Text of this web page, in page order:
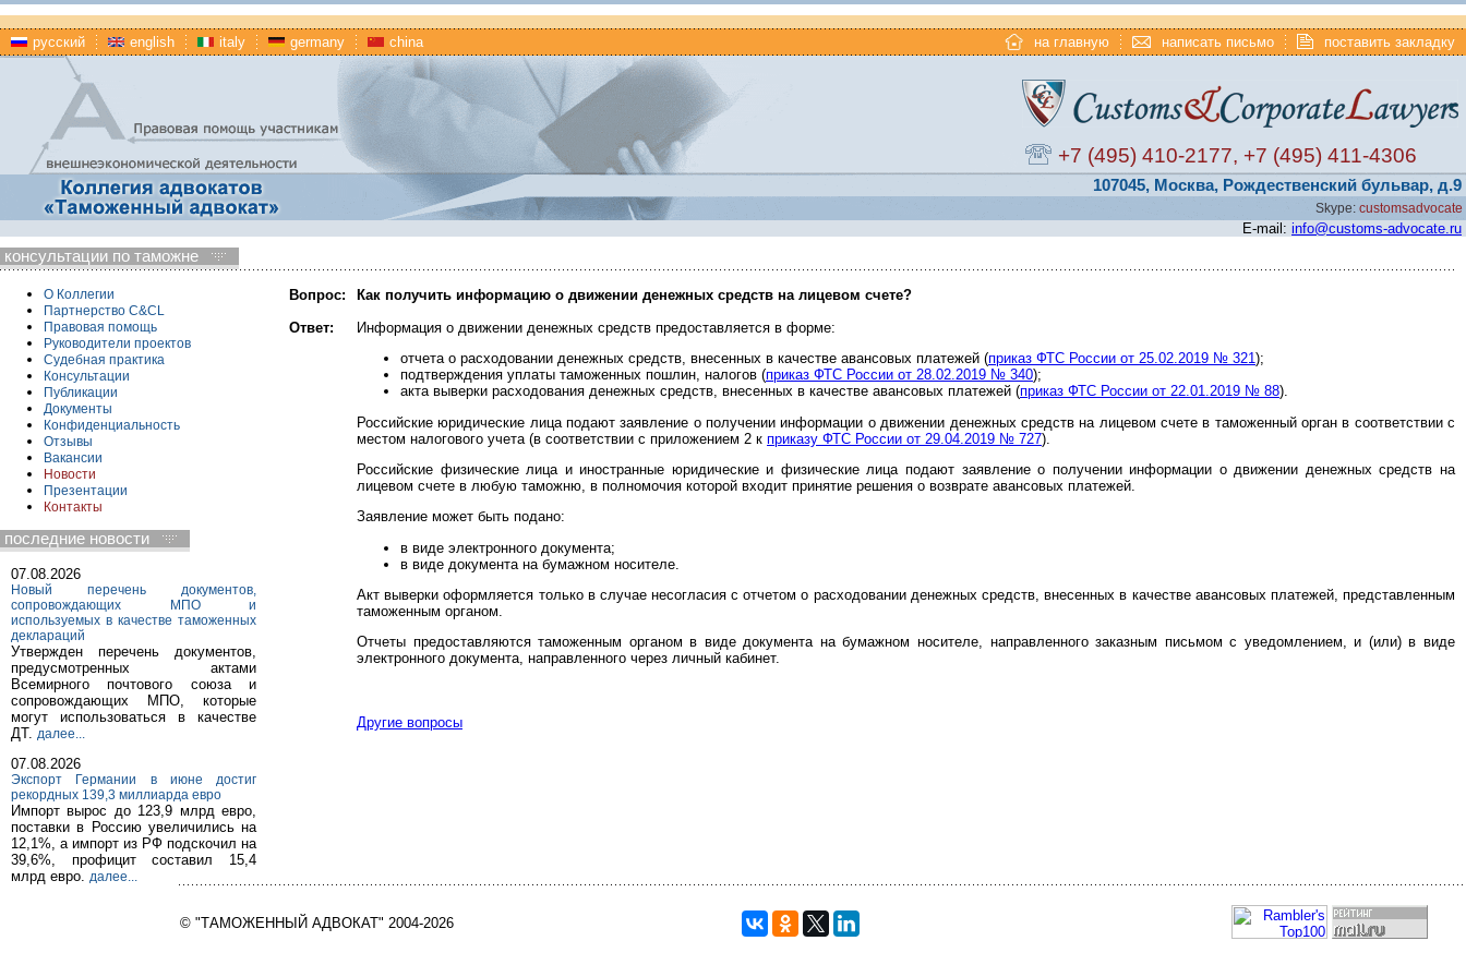
русский english italy germany china на главную написать письмо поставить закладку
+7 (495) 410-2177, +7 (495) 411-4306
107045, Москва, Рождественский бульвар, д.9
Skype: customsadvocate
E-mail: info@customs-advocate.ru
консультации по таможне
О Коллегии
Партнерство C&CL
Правовая помощь
Руководители проектов
Судебная практика
Консультации
Публикации
Документы
Конфиденциальность
Отзывы
Вакансии
Новости
Презентации
Контакты
последние новости
07.08.2026
Новый перечень документов,
сопровождающих МПО и
используемых в качестве таможенных
деклараций
Утвержден перечень документов,
предусмотренных актами
Всемирного почтового союза и
сопровождающих МПО, которые
могут использоваться в качестве
ДТ. далее...
07.08.2026
Экспорт Германии в июне достиг
рекордных 139,3 миллиарда евро
Импорт вырос до 123,9 млрд евро,
поставки в Россию увеличились на
12,1%, а импорт из РФ подскочил на
39,6%, профицит составил 15,4
млрд евро. далее...
Вопрос:
Как получить информацию о движении денежных средств на лицевом счете?
Ответ:
Информация о движении денежных средств предоставляется в форме:
отчета о расходовании денежных средств, внесенных в качестве авансовых платежей (приказ ФТС России от 25.02.2019 № 321);
подтверждения уплаты таможенных пошлин, налогов (приказ ФТС России от 28.02.2019 № 340);
акта выверки расходования денежных средств, внесенных в качестве авансовых платежей (приказ ФТС России от 22.01.2019 № 88).
Российские юридические лица подают заявление о получении информации о движении денежных средств на лицевом счете в таможенный орган в соответствии с
местом налогового учета (в соответствии с приложением 2 к приказу ФТС России от 29.04.2019 № 727).
Российские физические лица и иностранные юридические и физические лица подают заявление о получении информации о движении денежных средств на
лицевом счете в любую таможню, в полномочия которой входит принятие решения о возврате авансовых платежей.
Заявление может быть подано:
в виде электронного документа;
в виде документа на бумажном носителе.
Акт выверки оформляется только в случае несогласия с отчетом о расходовании денежных средств, внесенных в качестве авансовых платежей, представленным
таможенным органом.
Отчеты предоставляются таможенным органом в виде документа на бумажном носителе, направленного заказным письмом с уведомлением, и (или) в виде
электронного документа, направленного через личный кабинет.
Другие вопросы
© "ТАМОЖЕННЫЙ АДВОКАТ" 2004-2026